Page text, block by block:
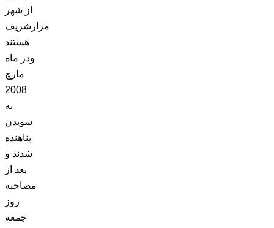
از شهر
مزارشريف
هستند
ودر ماه
مارچ
2008
به
سويدن
پناهنده
شدند و
بعد از
مصاحبه
روز
جمعه